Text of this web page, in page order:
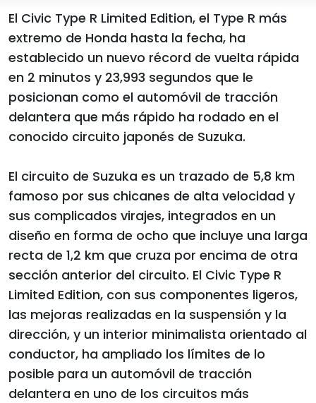
El Civic Type R Limited Edition, el Type R más
extremo de Honda hasta la fecha, ha
establecido un nuevo récord de vuelta rápida
en 2 minutos y 23,993 segundos que le
posicionan como el automóvil de tracción
delantera que más rápido ha rodado en el
conocido circuito japonés de Suzuka.
El circuito de Suzuka es un trazado de 5,8 km
famoso por sus chicanes de alta velocidad y
sus complicados virajes, integrados en un
diseño en forma de ocho que incluye una larga
recta de 1,2 km que cruza por encima de otra
sección anterior del circuito. El Civic Type R
Limited Edition, con sus componentes ligeros,
las mejoras realizadas en la suspensión y la
dirección, y un interior minimalista orientado al
conductor, ha ampliado los límites de lo
posible para un automóvil de tracción
delantera en uno de los circuitos más